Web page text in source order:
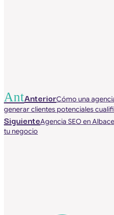
AntAnteriorCómo una
generar clientes potenciales
SiguienteAgencia SEO en
tu negocio